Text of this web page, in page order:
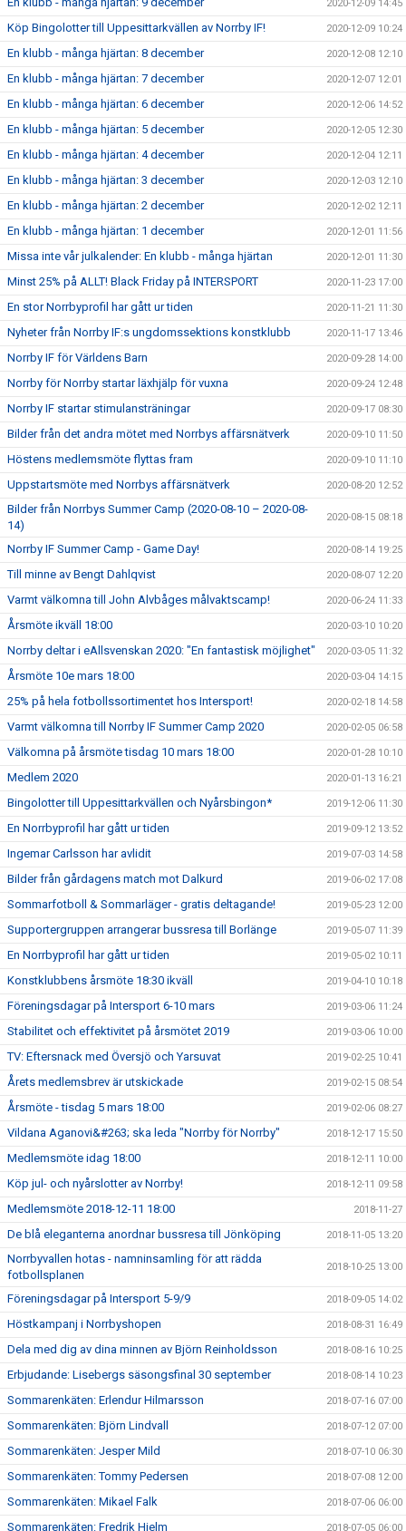
2020-12-09 14:45
Köp Bingolotter till Uppesittarkvällen av Norrby IF! 2020-12-09 10:24
En klubb - många hjärtan: 8 december 2020-12-08 12:10
En klubb - många hjärtan: 7 december 2020-12-07 12:01
En klubb - många hjärtan: 6 december 2020-12-06 14:52
En klubb - många hjärtan: 5 december 2020-12-05 12:30
En klubb - många hjärtan: 4 december 2020-12-04 12:11
En klubb - många hjärtan: 3 december 2020-12-03 12:10
En klubb - många hjärtan: 2 december 2020-12-02 12:11
En klubb - många hjärtan: 1 december 2020-12-01 11:56
Missa inte vår julkalender: En klubb - många hjärtan 2020-12-01 11:30
Minst 25% på ALLT! Black Friday på INTERSPORT 2020-11-23 17:00
En stor Norrbyprofil har gått ur tiden 2020-11-21 11:30
Nyheter från Norrby IF:s ungdomssektions konstklubb 2020-11-17 13:46
Norrby IF för Världens Barn 2020-09-28 14:00
Norrby för Norrby startar läxhjälp för vuxna 2020-09-24 12:48
Norrby IF startar stimulansträningar 2020-09-17 08:30
Bilder från det andra mötet med Norrbys affärsnätverk 2020-09-10 11:50
Höstens medlemsmöte flyttas fram 2020-09-10 11:10
Uppstartsmöte med Norrbys affärsnätverk 2020-08-20 12:52
Bilder från Norrbys Summer Camp (2020-08-10 – 2020-08-
14)
2020-08-15 08:18
Norrby IF Summer Camp - Game Day! 2020-08-14 19:25
Till minne av Bengt Dahlqvist 2020-08-07 12:20
Varmt välkomna till John Alvbåges målvaktscamp! 2020-06-24 11:33
Årsmöte ikväll 18:00 2020-03-10 10:20
Norrby deltar i eAllsvenskan 2020: "En fantastisk möjlighet" 2020-03-05 11:32
Årsmöte 10e mars 18:00 2020-03-04 14:15
25% på hela fotbollssortimentet hos Intersport! 2020-02-18 14:58
Varmt välkomna till Norrby IF Summer Camp 2020 2020-02-05 06:58
Välkomna på årsmöte tisdag 10 mars 18:00 2020-01-28 10:10
Medlem 2020 2020-01-13 16:21
Bingolotter till Uppesittarkvällen och Nyårsbingon* 2019-12-06 11:30
En Norrbyprofil har gått ur tiden 2019-09-12 13:52
Ingemar Carlsson har avlidit 2019-07-03 14:58
Bilder från gårdagens match mot Dalkurd 2019-06-02 17:08
Sommarfotboll & Sommarläger - gratis deltagande! 2019-05-23 12:00
Supportergruppen arrangerar bussresa till Borlänge 2019-05-07 11:39
En Norrbyprofil har gått ur tiden 2019-05-02 10:11
Konstklubbens årsmöte 18:30 ikväll 2019-04-10 10:18
Föreningsdagar på Intersport 6-10 mars 2019-03-06 11:24
Stabilitet och effektivitet på årsmötet 2019 2019-03-06 10:00
TV: Eftersnack med Översjö och Yarsuvat 2019-02-25 10:41
Årets medlemsbrev är utskickade 2019-02-15 08:54
Årsmöte - tisdag 5 mars 18:00 2019-02-06 08:27
Vildana Aganovi&#263; ska leda "Norrby för Norrby" 2018-12-17 15:50
Medlemsmöte idag 18:00 2018-12-11 10:00
Köp jul- och nyårslotter av Norrby! 2018-12-11 09:58
Medlemsmöte 2018-12-11 18:00 2018-11-27
De blå eleganterna anordnar bussresa till Jönköping 2018-11-05 13:20
Norrbyvallen hotas - namninsamling för att rädda
fotbollsplanen
2018-10-25 13:00
Föreningsdagar på Intersport 5-9/9 2018-09-05 14:02
Höstkampanj i Norrbyshopen 2018-08-31 16:49
Dela med dig av dina minnen av Björn Reinholdsson 2018-08-16 10:25
Erbjudande: Lisebergs säsongsfinal 30 september 2018-08-14 10:23
Sommarenkäten: Erlendur Hilmarsson 2018-07-16 07:00
Sommarenkäten: Björn Lindvall 2018-07-12 07:00
Sommarenkäten: Jesper Mild 2018-07-10 06:30
Sommarenkäten: Tommy Pedersen 2018-07-08 12:00
Sommarenkäten: Mikael Falk 2018-07-06 06:00
Sommarenkäten: Fredrik Hjelm 2018-07-05 06:00